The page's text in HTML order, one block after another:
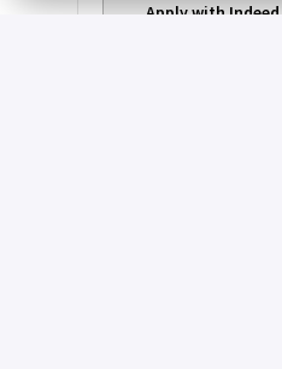
Apply with Indeed